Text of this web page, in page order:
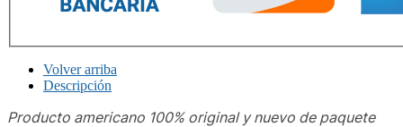
Volver arriba
Descripción
Producto americano 100% original y nuevo de paquete